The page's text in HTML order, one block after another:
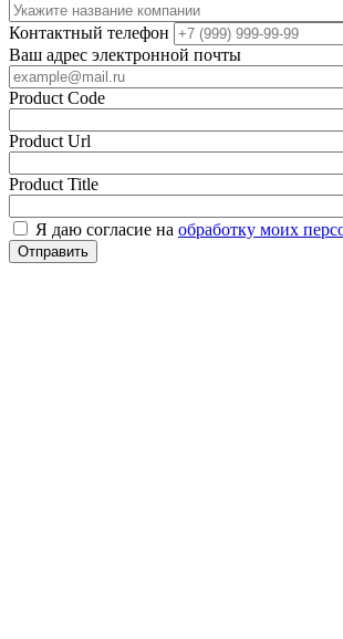
Контактный телефон
Ваш адрес электронной почты
Product Code
Product Url
Product Title
Я даю согласие на обработку моих
Отправить